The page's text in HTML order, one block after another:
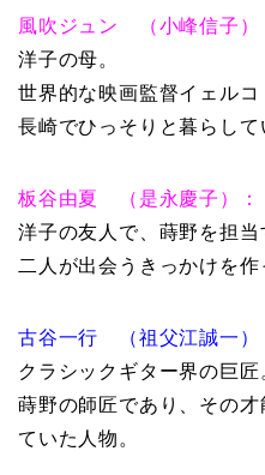
風吹ジュン （小峰信子）
洋子の母。
世界的な映画監督イェルコ
長崎でひっそりと暮らして
板谷由夏 （是永慶子）：
洋子の友人で、蒔野を担当
二人が出会うきっかけを作
古谷一行 （祖父江誠一）
クラシックギター界の巨匠
蒔野の師匠であり、その
ていた人物。